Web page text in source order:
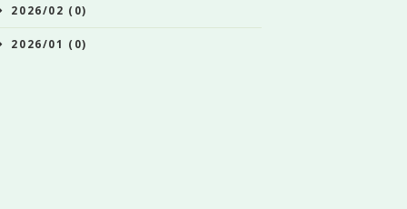
2026/02 (0)
2026/01 (0)